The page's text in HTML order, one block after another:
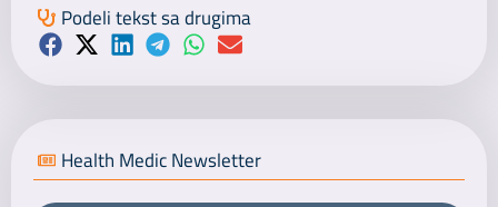
Podeli tekst sa drugima
Health Medic Newsletter